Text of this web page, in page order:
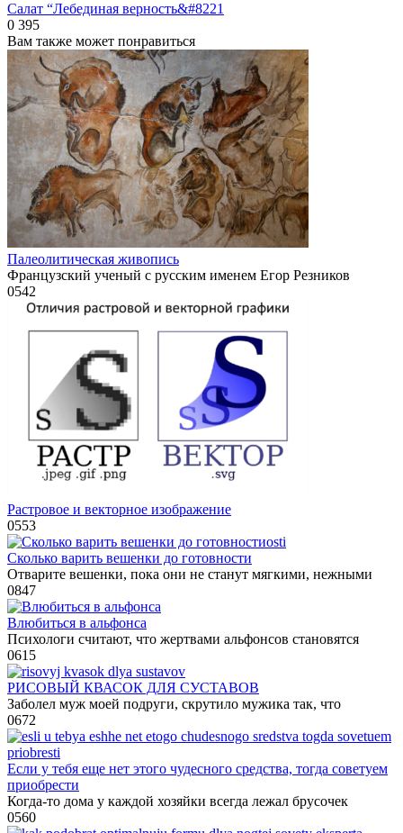
Салат “Лебединая верность&#8221
0 395
Вам также может понравиться
Палеолитическая живопись
Французский ученый с русским именем Егор Резников
0542
Растровое и векторное изображение
0553
Сколько варить вешенки до готовности
Отварите вешенки, пока они не станут мягкими, нежными
0847
Влюбиться в альфонса
Психологи считают, что жертвами альфонсов становятся
0615
РИСОВЫЙ КВАСОК ДЛЯ СУСТАВОВ
Заболел муж моей подруги, скрутило мужика так, что
0672
Если у тебя еще нет этого чудесного средства, тогда советуем
приобрести
Когда-то дома у каждой хозяйки всегда лежал брусочек
0560